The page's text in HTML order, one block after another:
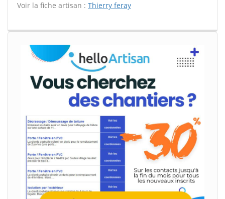
Voir la fiche artisan : Thierry feray